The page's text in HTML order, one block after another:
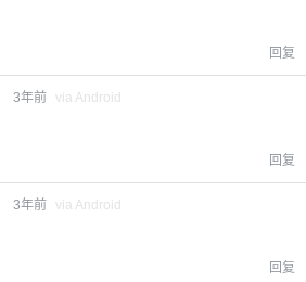
回复
3年前 via Android
回复
3年前 via Android
回复